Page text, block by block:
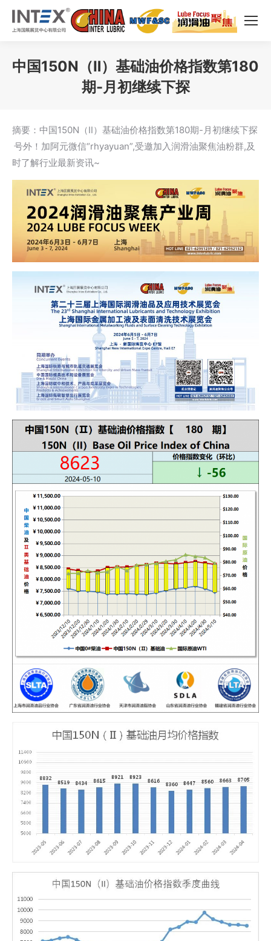
中国150N（Ⅱ）基础油价格指数第180
期-月初继续下探
摘要：中国150N（Ⅱ）基础油价格指数第180期-月初继续下探
号外！加阿元微信“rhyayuan”,受邀加入润滑油聚焦油粉群,及
时了解行业最新资讯~